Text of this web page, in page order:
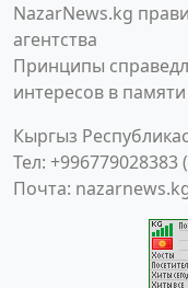
NazarNews.kg
агентства
Принципы
интересов в
Кыргыз
Тел: +996779028383
Почта: